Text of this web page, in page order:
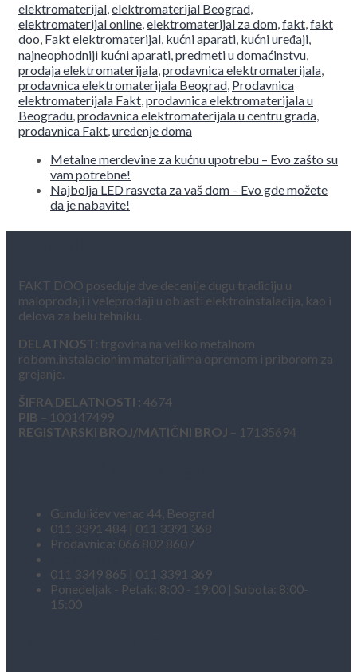
elektromaterijal,elektromaterijal Beograd,
elektromaterijal online,elektromaterijal za dom,fakt,fakt
doo, Fakt elektromaterijal, kućni aparati, kućni uređaji,
najneophodniji kućni aparati,predmeti u domaćinstvu,
prodaja elektromaterijala,prodavnica elektromaterijala,
prodavnica elektromaterijala Beograd, Prodavnica
elektromaterijala Fakt,prodavnica elektromaterijala u
Beogradu,prodavnica elektromaterijala u centru grada,
prodavnica Fakt,uređenje doma
Metalne merdevine za kućnu upotrebu – Evo zašto su
vam potrebne!
Najbolja LED rasveta za vaš dom – Evo gde možete
da je nabavite!
FAKT DOO poseduje dve decenije dugu tradiciju u
maloprodaji i veleprodaji u oblasti elektroinstalacija, kao i
delova za belu tehniku.
DELATNOST: trgovina na veliko metalnom
robom,instalacionim materijalima opremom i priborom za
grejanje.
ŠIFRA DELATNOSTI : 4674
PIB – 100147499
REGISTARSKI BROJ/MATIČNI BROJ – 17135694
Gundulićev venac 44, Beograd
011 3391 484 | 011 3391 368
Prodavnica: 066 802 8607
011 3349 865 | 011 3391 369
Ponedeljak - Petak: 8:00 - 19:00 | Subota: 8:00-
15:00